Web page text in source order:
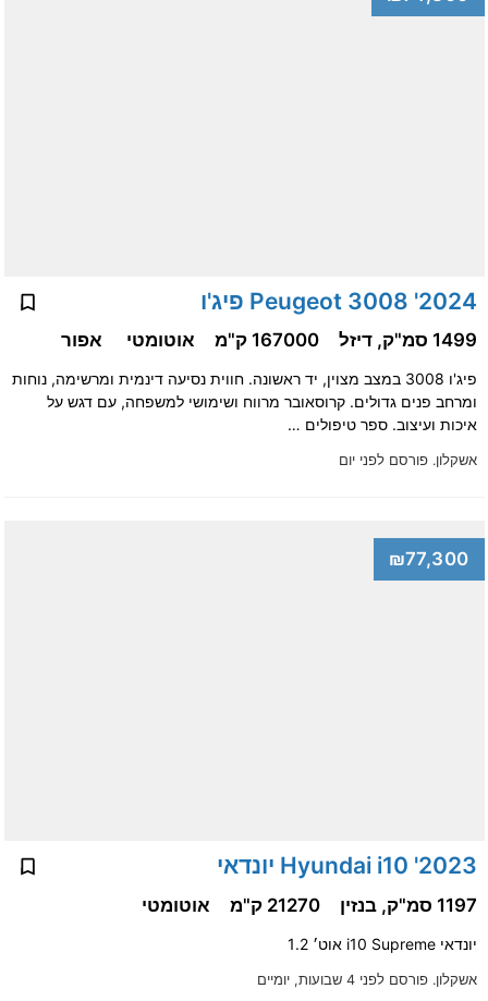
2024' Peugeot 3008 פיג'ו
אשקלון.פורסם לפני יום
1499 סמ"ק, דיזל 167000 ק"מ אוטומטי אפור
פיג'ו 3008 במצב מצוין, יד ראשונה. חווית נסיעה דינמית ומרשימה, נוחות
ומרחב פנים גדולים. קרוסאובר מרווח ושימושי למשפחה, עם דגש על
איכות ועיצוב. ספר טיפולים …
₪77,300
2023' Hyundai i10 יונדאי
אשקלון.פורסם לפני 4 שבועות, יומיים
1197 סמ"ק, בנזין 21270 ק"מ אוטומטי
יונדאי i10 Supreme אוט׳ 1.2